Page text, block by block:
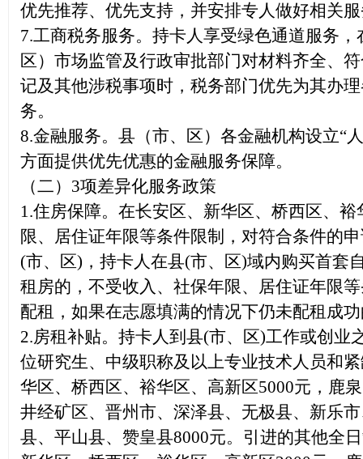
优先推荐、优先支持，并安排专人做好相关
7.工商税务服务。持卡人享受绿色通道服务
区） 市场监管及行政审批部门对材料齐全、
记及其他涉税事项时，税务部门优先为其办
务。
8.金融服务。 县（市、区）各金融机构设立“
方面提供优先优惠的金融服务保障。
（二）3项差异化服务政策
1.住房保障。 在长安区、新华区、桥西区、
限、居住证年限等条件限制，对符合条件的
(市、区)，持卡人在县(市、区)域内购买首套
租房的，不受收入、社保年限、居住证年限
配租，如果在志愿填满的情况下仍未配租成
2.房租补贴。持卡人到县(市、区)工作或创
位研究生、中级职称及以上专业技术人员和
华区、桥西区、裕华区、高新区5000元，鹿
井经矿区、晋州市、深泽县、无极县、新乐
县、平山县、赞皇县8000元。引进的其他全